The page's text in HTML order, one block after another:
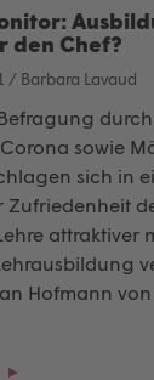
den Chef?
/ Barbara Lavaud
sowie
sich in
Zufriedenheit
attraktiver
Hofmann von